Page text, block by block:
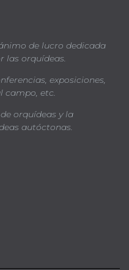
de lucro dedicada
las orquídeas.
exposiciones,
campo, etc.
orquídeas y la
autóctonas.